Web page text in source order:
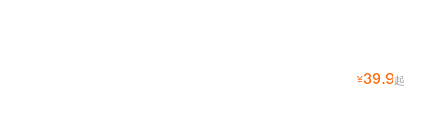
¥39.9起